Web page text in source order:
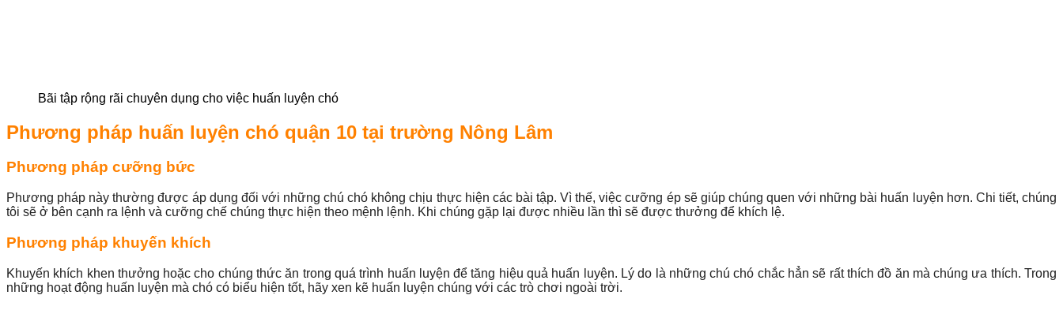
Bãi tập rộng rãi chuyên dụng cho việc huấn luyện chó
Phương pháp huấn luyện chó quận 10 tại trường Nông Lâm
Phương pháp cưỡng bức
Phương pháp này thường được áp dụng đối với những chú chó không chịu thực hiện các bài tập. Vì thế, việc cưỡng ép sẽ giúp chúng quen với những bài huấn luyện hơn. Chi tiết, chúng
tôi sẽ ở bên cạnh ra lệnh và cưỡng chế chúng thực hiện theo mệnh lệnh. Khi chúng gặp lại được nhiều lần thì sẽ được thưởng để khích lệ.
Phương pháp khuyến khích
Khuyến khích khen thưởng hoặc cho chúng thức ăn trong quá trình huấn luyện để tăng hiệu quả huấn luyện. Lý do là những chú chó chắc hẳn sẽ rất thích đồ ăn mà chúng ưa thích. Trong
những hoạt động huấn luyện mà chó có biểu hiện tốt, hãy xen kẽ huấn luyện chúng với các trò chơi ngoài trời.